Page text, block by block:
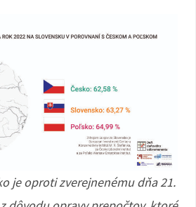
je oproti zverejnenému dňa 21.